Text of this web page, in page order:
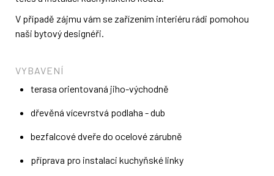
V případě zájmu vám se zařízením interiéru rádi pomohou
naši bytový designéři.
VYBAVENÍ
terasa orientovaná jiho-východně
dřevěná vícevrstvá podlaha - dub
bezfalcové dveře do ocelové zárubně
příprava pro instalaci kuchyňské linky